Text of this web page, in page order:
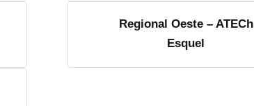
Regional Oeste – ATECh
Esquel